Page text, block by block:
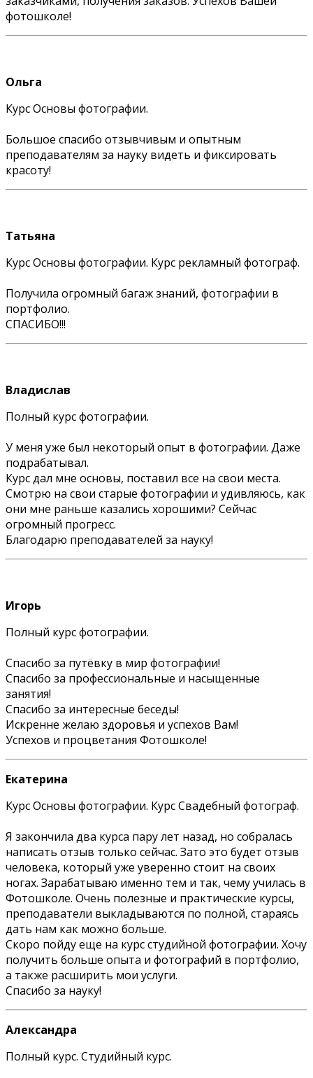
фотошколе!
Ольга
Курс Основы фотографии.
Большое спасибо отзывчивым и опытным
преподавателям за науку видеть и фиксировать
красоту!
Татьяна
Курс Основы фотографии. Курс рекламный фотограф.
Получила огромный багаж знаний, фотографии в
портфолио.
СПАСИБО!!!
Владислав
Полный курс фотографии.
У меня уже был некоторый опыт в фотографии. Даже
подрабатывал.
Курс дал мне основы, поставил все на свои места.
Смотрю на свои старые фотографии и удивляюсь, как
они мне раньше казались хорошими? Сейчас
огромный прогресс.
Благодарю преподавателей за науку!
Игорь
Полный курс фотографии.
Спасибо за путёвку в мир фотографии!
Спасибо за профессиональные и насыщенные
занятия!
Спасибо за интересные беседы!
Искренне желаю здоровья и успехов Вам!
Успехов и процветания Фотошколе!
Екатерина
Курс Основы фотографии. Курс Свадебный фотограф.
Я закончила два курса пару лет назад, но собралась
написать отзыв только сейчас. Зато это будет отзыв
человека, который уже уверенно стоит на своих
ногах. Зарабатываю именно тем и так, чему училась в
Фотошколе. Очень полезные и практические курсы,
преподаватели выкладываются по полной, стараясь
дать нам как можно больше.
Скоро пойду еще на курс студийной фотографии. Хочу
получить больше опыта и фотографий в портфолио,
а также расширить мои услуги.
Спасибо за науку!
Александра
Полный курс. Студийный курс.